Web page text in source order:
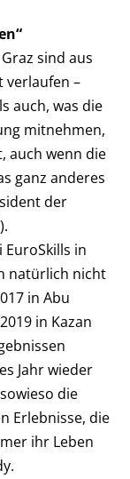
sind aus
verlaufen –
auch, was die
mitnehmen,
auch wenn die
ganz anderes
der
in
natürlich nicht
in Abu
in Kazan
Jahr wieder
die
Erlebnisse, die
ihr Leben